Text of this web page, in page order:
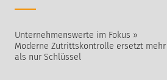
Unternehmenswerte im Fokus »
Moderne Zutrittskontrolle ersetzt mehr
als nur Schlüssel